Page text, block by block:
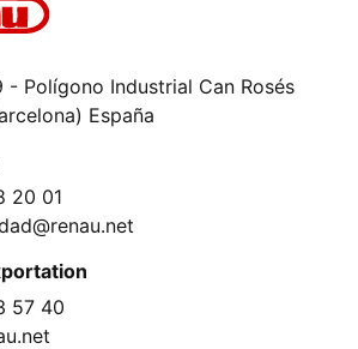
- Polígono Industrial Can Rosés
España
20 01
57 40